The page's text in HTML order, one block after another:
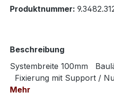
Produktnummer:
Beschreibung
Systembreite 100mm
Fixierung mit Support /
Mehr